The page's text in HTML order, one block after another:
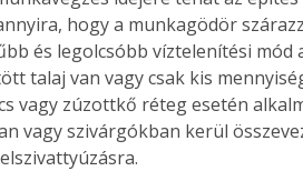
hogy a munkagödör
és legolcsóbb víztelenítési
talaj van vagy csak kis
vagy zúzottkő réteg esetén
vagy szivárgókban kerül